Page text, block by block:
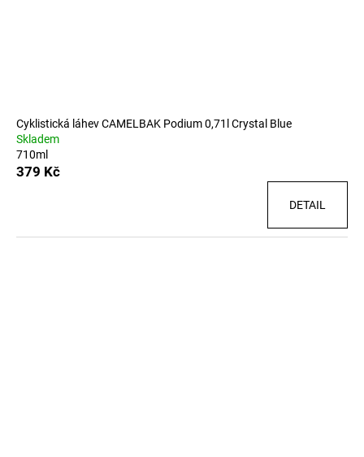
Cyklistická láhev CAMELBAK Podium 0,71l Crystal Blue
Skladem
710ml
379 Kč
DETAIL